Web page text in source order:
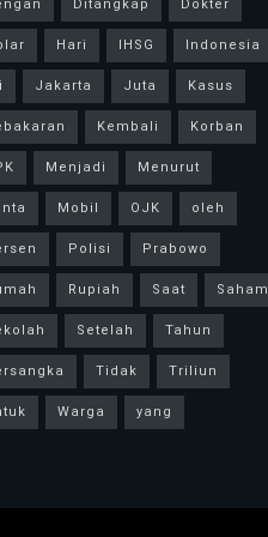
Ditangkap
Dokter
Hari IHSG
Indonesia
Jakarta Juta
Kasus
Kembali
Korban
Menjadi
Menurut
Mobil OJK
oleh
Polisi
Prabowo
Rupiah Saat
Saham
Setelah
Tahun
Tidak
Triliun
Warga yang